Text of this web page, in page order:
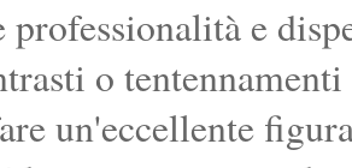
professionalità e
o
un'eccellente